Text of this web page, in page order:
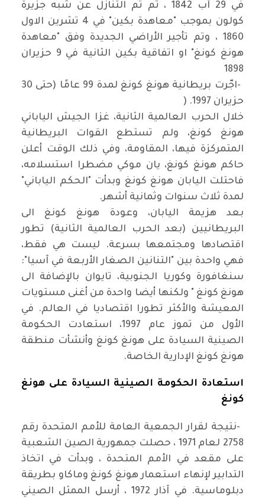
في 29 آب 1842 ، ثم تم التنازل عن شبه جزيرة
كولون بموجب "معاهدة بكين" في 4 تشرين الاول
1860 ، وتم تأجير الأراضي الجديدة وفق "معاهدة
هونغ كونغ" او اتفاقية بكين الثانية في 9 حزيران
1898
-
اجّرت بريطانية هونغ كونغ لمدة 99 عامًا (حتى 30
حزيران 1997
) .
خلال الحرب العالمية الثانية، غزا الجيش الياباني
هونغ كونغ، ولم تستطع القوات البريطانية
المتمركزة فيها، المقاومة، وفي ذلك الوقت أعلن
حاكم هونغ كونغ، يان موكي مضطرا استسلامه،
فاحتلت اليابان هونغ كونغ وبدأت "الحكم الياباني"
لمدة ثلاث سنوات وثمانية أشهر.
بعد هزيمة اليابان، وعودة هونغ كونغ الى
البريطانيين (بعد الحرب العالمية الثانية) تطور
اقتصادها ومجتمعها بسرعة. ليست هي فقط،
فهي واحدة بين "التنانين الصغار الأربعة في آسيا":
سنغافورة وكوريا الجنوبية، تايوان بالإضافة الى
هونغ كونغ " ولكنها أيضا واحدة من أغنى مستويات
المعيشة والأكثر تطورا اقتصاديا في العالم. في
الأول من تموز عام 1997، استعادت الحكومة
الصينية السيادة على هونغ كونغ وأنشأت منطقة
هونغ كونغ الإدارية الخاصة.
استعادة الحكومة الصينية السيادة على هونغ
كونغ
-نتيجة لقرار الجمعية العامة للأمم المتحدة رقم
2758 لعام 1971 ، حصلت جمهورية الصين الشعبية
على مقعد في الأمم المتحدة ، وبدأت في اتخاذ
التدابير لإنهاء استعمار هونغ كونغ وماكاو بطريقة
دبلوماسية. في آذار 1972 ، أرسل الممثل الصيني